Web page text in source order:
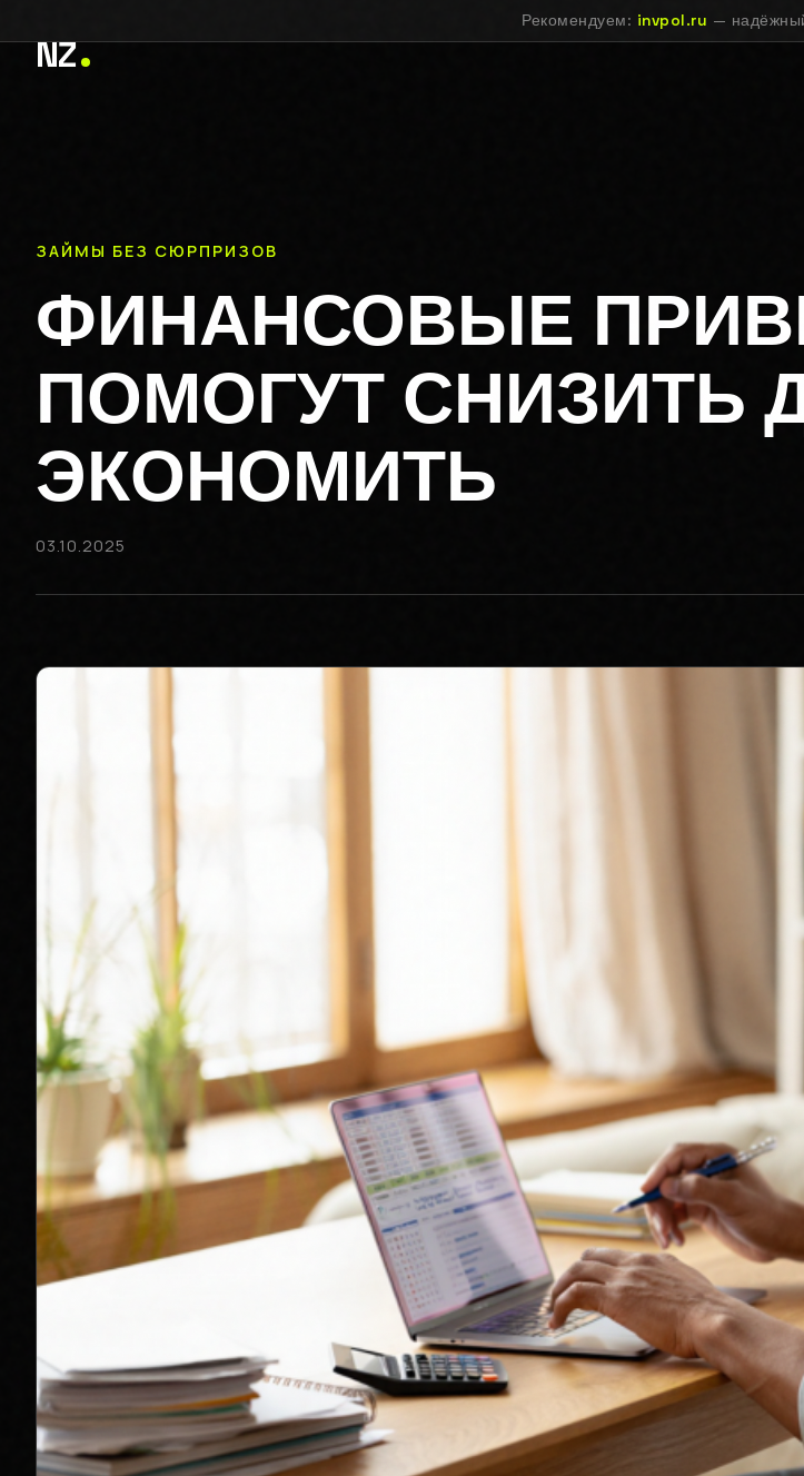
Рекомендуем: invpol.ru —
NZ
ЗАЙМЫ БЕЗ СЮРПРИЗОВ
ФИНАНСОВЫЕ
ПОМОГУТ СНИЗИТЬ
ЭКОНОМИТЬ
03.10.2025